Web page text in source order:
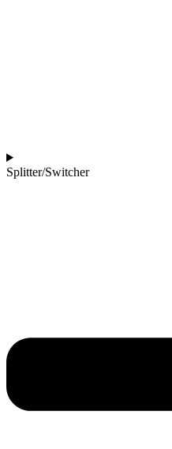
Splitter/Switcher